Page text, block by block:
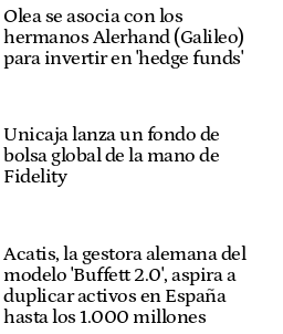
Olea se asocia con los
hermanos Alerhand (Galileo)
para invertir en 'hedge funds'
Unicaja lanza un fondo de
bolsa global de la mano de
Fidelity
Acatis, la gestora alemana del
modelo 'Buffett 2.0', aspira a
duplicar activos en España
hasta los 1.000 millones